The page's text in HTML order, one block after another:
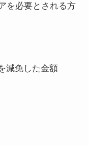
を必要とされる方
減免した金額